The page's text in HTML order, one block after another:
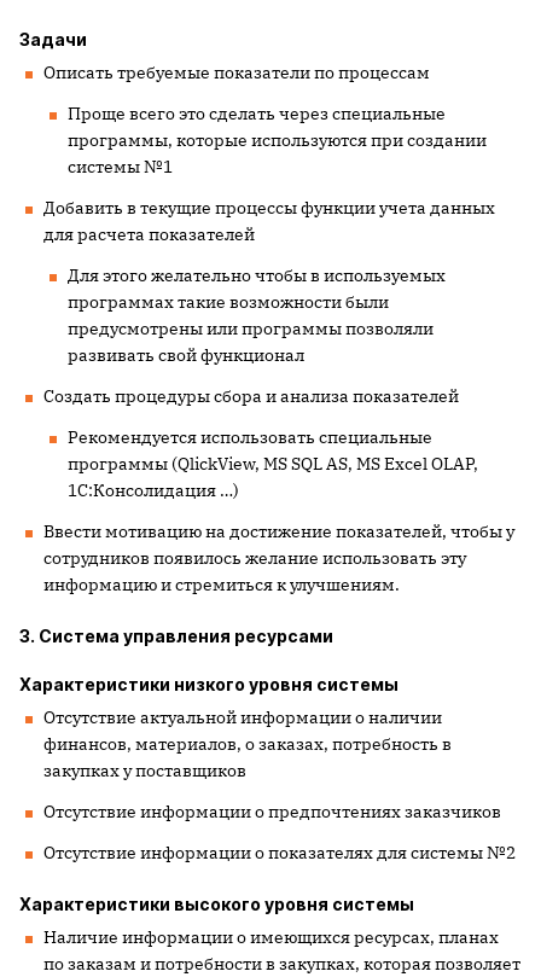
Задачи
Описать требуемые показатели по процессам
Проще всего это сделать через специальные
программы, которые используются при создании
системы №1
Добавить в текущие процессы функции учета данных
для расчета показателей
Для этого желательно чтобы в используемых
программах такие возможности были
предусмотрены или программы позволяли
развивать свой функционал
Создать процедуры сбора и анализа показателей
Рекомендуется использовать специальные
программы (QlickView, MSSQLAS, MSExcelOLAP,
1С:Консолидация …)
Ввести мотивацию на достижение показателей, чтобы у
сотрудников появилось желание использовать эту
информацию и стремиться к улучшениям.
3. Система управления ресурсами
Характеристики низкого уровня системы
Отсутствие актуальной информации о наличии
финансов, материалов, о заказах, потребность в
закупках у поставщиков
Отсутствие информации о предпочтениях заказчиков
Отсутствие информации о показателях для системы №2
Характеристики высокого уровня системы
Наличие информации о имеющихся ресурсах, планах
по заказам и потребности в закупках, которая позволяет